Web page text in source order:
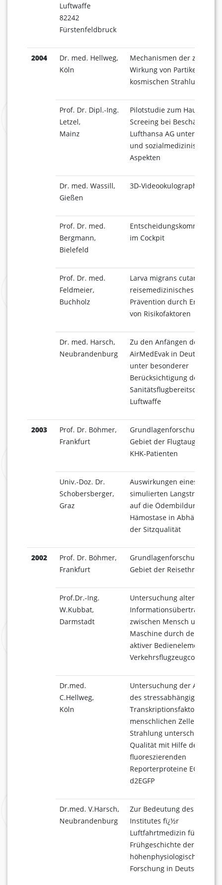
Luftwaffe
82242
Fürstenfeldbruck
2004
Dr. med. Hellweg,
Köln
Mechanismen der
Wirkung von Partikeln in
kosmischen Strahlung
Prof. Dr. Dipl.-Ing.
Letzel,
Mainz
Pilotstudie zum Hautkrebs-
Screeing bei Beschäftigten
Lufthansa AG unter arbeits-
und sozialmedizinischen
Aspekten
Dr. med. Wassill,
Gießen
3D-Videookulographie
Prof. Dr. med.
Bergmann,
Bielefeld
im Cockpit
Prof. Dr. med.
Feldmeier,
Buchholz
Larva migrans cutana als
reisemedizinisches
Prävention durch
von Risikofaktoren
Dr. med. Harsch,
Neubrandenburg
Zu den Anfängen des
AirMedEvak in Deutschland
unter besonderer
Berücksichtigung der
Sanitätsflugbereitschaft der
Luftwaffe
2003
Prof. Dr. Böhmer,
Frankfurt
Grundlagenforschung auf
Gebiet der Flugtauglichkeit
KHK-Patienten
Univ.-Doz. Dr.
Schobersberger,
Graz
Auswirkungen eines
simulierten
auf die Ödembildung und
Hämostase in
der Sitzqualität
2002
Prof. Dr. Böhmer,
Frankfurt
Grundlagenforschung auf
Gebiet der Reisethrombose
Prof.Dr.-Ing.
W.Kubbat,
Darmstadt
Untersuchung alternativer
zwischen Mensch und
Maschine durch den
aktiver Bedienelemente in
Verkehrsflugzeugcockpits
Dr.med.
C.Hellweg,
Köln
Untersuchung der
des stressabhängigen
Transkriptionsfaktors NF-
menschlichen Zellen durch
Strahlung
Qualität mit Hilfe der
fluoreszierenden
Reporterproteine EGFP und
d2EGFP
Dr.med. V.Harsch,
Neubrandenburg
Zur Bedeutung des
Institutes fï¿½r
Luftfahrtmedizin für die
Frühgeschichte der
höhenphysiologischen
Forschung in Deutschland